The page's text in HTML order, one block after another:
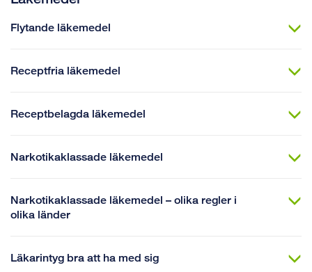
Flytande läkemedel
Receptfria läkemedel
Receptbelagda läkemedel
Narkotikaklassade läkemedel
Narkotikaklassade läkemedel – olika regler i
olika länder
Läkarintyg bra att ha med sig